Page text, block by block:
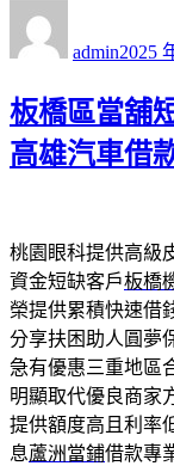
admin佈
期:
2025
板橋區當舖
高雄汽車借
桃園眼科提供高級
資金短缺客戶板橋
榮提供累積快速借
分享扶困助人圓夢
急有優惠三重地區
明顯取代優良商家
提供額度高且利率
息蘆洲當鋪借款專